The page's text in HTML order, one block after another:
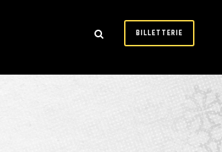
BILLETTERIE